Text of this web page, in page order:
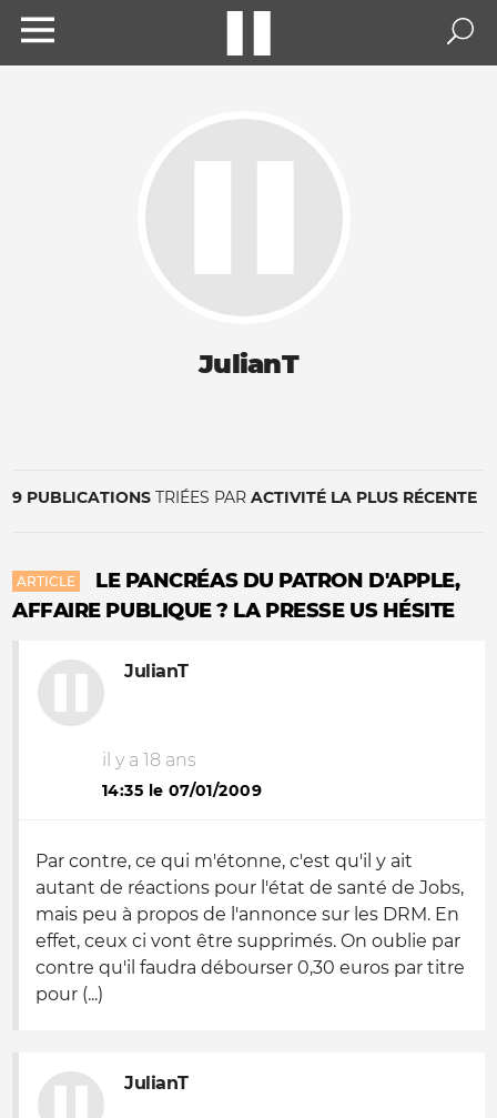
JulianT
9 PUBLICATIONS TRIÉES PAR ACTIVITÉ LA PLUS RÉCENTE
ARTICLE
LE PANCRÉAS DU PATRON D'APPLE,
AFFAIRE PUBLIQUE ? LA PRESSE US HÉSITE
JulianT
il y a 18 ans
14:35 le 07/01/2009
Par contre, ce qui m'étonne, c'est qu'il y ait
autant de réactions pour l'état de santé de Jobs,
mais peu à propos de l'annonce sur les DRM. En
effet, ceux ci vont être supprimés. On oublie par
contre qu'il faudra débourser 0,30 euros par titre
pour (...)
JulianT